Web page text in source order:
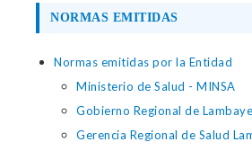
NORMAS EMITIDAS
Normas emitidas por la Entidad
Ministerio de Salud - MINSA
Gobierno Regional de
Gerencia Regional de Salud